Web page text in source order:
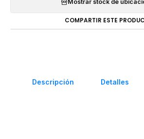
Mostrar stock de
COMPARTIR ESTE
Descripción Detalles